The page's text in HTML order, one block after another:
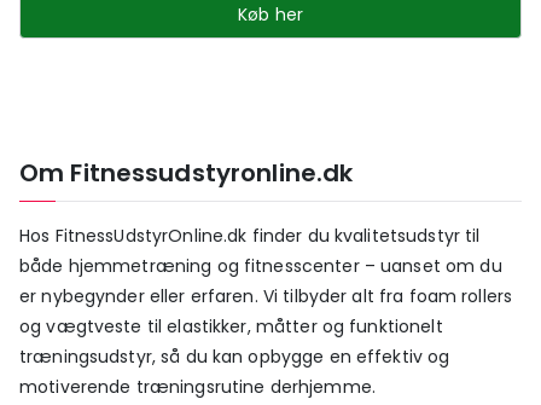
Køb her
Om Fitnessudstyronline.dk
Hos FitnessUdstyrOnline.dk finder du kvalitetsudstyr til
både hjemmetræning og fitnesscenter – uanset om du
er nybegynder eller erfaren. Vi tilbyder alt fra foam rollers
og vægtveste til elastikker, måtter og funktionelt
træningsudstyr, så du kan opbygge en effektiv og
motiverende træningsrutine derhjemme.